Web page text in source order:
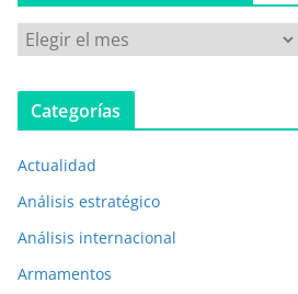
u
b
c
a
o
Categorías
Actualidad
Análisis estratégico
Análisis internacional
Armamentos